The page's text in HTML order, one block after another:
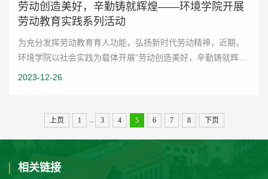
劳动创造美好，辛勤铸就辉煌——环境学院开展
劳动教育实践系列活动
为充分发挥劳动教育育人功能，弘扬新时代劳动精神，近期，
环境学院以社会实践为载体开展“劳动创造美好，辛勤铸就辉煌”
劳动教育实践系列活动，通过志愿服务、走访调研、实习实训
2023-12-26
上页 1 3 4 5 6 7 8 下页
相关链接